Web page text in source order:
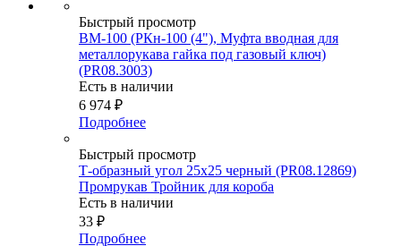
Быстрый просмотр
ВМ-100 (РКн-100 (4"), Муфта вводная для
металлорукава гайка под газовый ключ)
(PR08.3003)
Есть в наличии
6 974 ₽
Подробнее
Быстрый просмотр
Т-образный угол 25х25 черный (PR08.12869)
Промрукав Тройник для короба
Есть в наличии
33 ₽
Подробнее